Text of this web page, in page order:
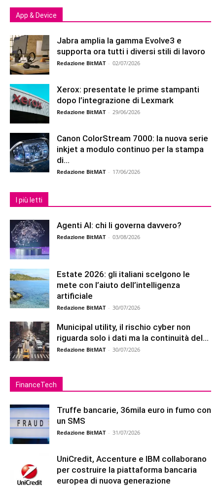
App & Device
Jabra amplia la gamma Evolve3 e
supporta ora tutti i diversi stili di lavoro
Redazione BitMAT - 02/07/2026
Xerox: presentate le prime stampanti
dopo l’integrazione di Lexmark
Redazione BitMAT - 29/06/2026
Canon ColorStream 7000: la nuova serie
inkjet a modulo continuo per la stampa
di...
Redazione BitMAT - 17/06/2026
I più letti
Agenti AI: chi li governa davvero?
Redazione BitMAT - 03/08/2026
Estate 2026: gli italiani scelgono le
mete con l’aiuto dell’intelligenza
artificiale
Redazione BitMAT - 30/07/2026
Municipal utility, il rischio cyber non
riguarda solo i dati ma la continuità del...
Redazione BitMAT - 30/07/2026
FinanceTech
Truffe bancarie, 36mila euro in fumo con
un SMS
Redazione BitMAT - 31/07/2026
UniCredit, Accenture e IBM collaborano
per costruire la piattaforma bancaria
europea di nuova generazione